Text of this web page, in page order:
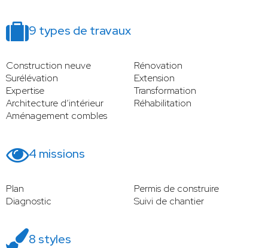
9 types de travaux
Construction neuve
Rénovation
Surélévation
Extension
Expertise
Transformation
Architecture d’intérieur
Réhabilitation
Aménagement combles
4 missions
Plan
Permis de construire
Diagnostic
Suivi de chantier
8 styles